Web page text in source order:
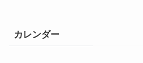
カレンダー